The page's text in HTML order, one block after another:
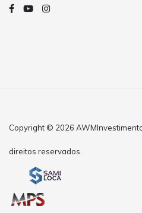
Copyright © 2026
direitos reservados.